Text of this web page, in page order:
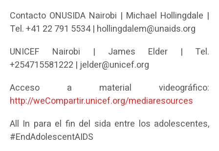
Contacto ONUSIDA Nairobi | Michael Hollingdale |
Tel. +41 22 791 5534 | hollingdalem@unaids.org
UNICEF Nairobi | James Elder | Tel.
+254715581222 | jelder@unicef.org
Acceso a material videográfico:
http://weCompartir.unicef.org/mediaresources
All In para el fin del sida entre los adolescentes,
#EndAdolescentAIDS